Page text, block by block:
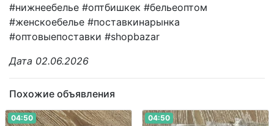
#нижнеебелье #оптбишкек #бельеоптом
#женскоебелье #поставкинарынка
#оптовыепоставки #shopbazar
Дата 02.06.2026
Похожие объявления
04:50 04:50